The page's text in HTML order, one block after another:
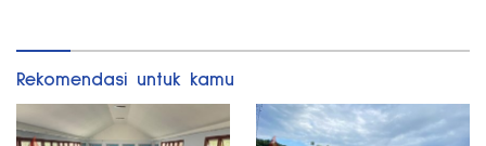
Rekomendasi untuk kamu